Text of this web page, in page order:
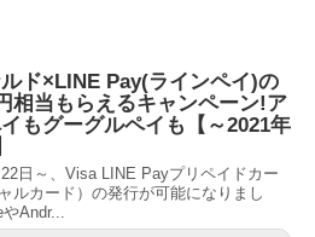
ド×LINE Pay(ラインペイ)の
相当もらえるキャンペーン!ア
もグーグルペイも【～2021年
日～、Visa LINE Payプリペイドカー
ルカード）の発行が可能になりまし
Andr...